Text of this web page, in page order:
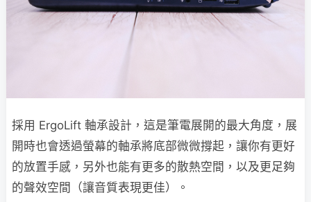
採用 ErgoLift 軸承設計，這是筆電展開的最大角度，展
開時也會透過螢幕的軸承將底部微微撐起，讓你有更好
的放置手感，另外也能有更多的散熱空間，以及更足夠
的聲效空間（讓音質表現更佳）。